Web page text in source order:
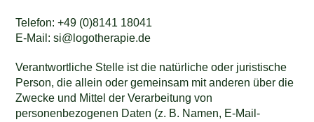
Telefon: +49 (0)8141 18041
E-Mail: si@logotherapie.de
Verantwortliche Stelle ist die natürliche oder juristische
Person, die allein oder gemeinsam mit anderen über die
Zwecke und Mittel der Verarbeitung von
personenbezogenen Daten (z. B. Namen, E-Mail-